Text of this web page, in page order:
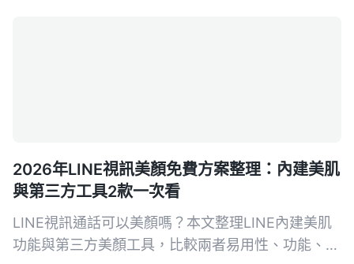
2026年LINE視訊美顏免費方案整理：內建美肌
與第三方工具2款一次看
LINE視訊通話可以美顏嗎？本文整理LINE內建美肌
功能與第三方美顏工具，比較兩者易用性、功能、平